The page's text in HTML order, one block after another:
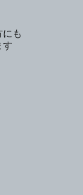
にも
す